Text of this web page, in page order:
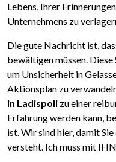
Lebens, Ihrer
Unternehmens zu
Die gute Nachricht ist,
bewältigen müssen.
um Unsicherheit in
Aktionsplan zu
in Ladispoli zu einer
Erfahrung werden kann,
ist. Wir sind hier, damit
versteht. Ich muss mit